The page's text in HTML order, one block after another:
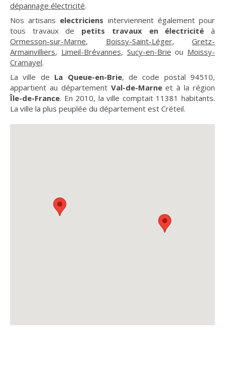
dépannage électricité.
Nos artisans electriciens interviennent également pour
tous travaux de petits travaux en électricité à
Ormesson-sur-Marne, Boissy-Saint-Léger, Gretz-
Armainvilliers, Limeil-Brévannes, Sucy-en-Brie ou Moissy-
Cramayel.
La ville de La Queue-en-Brie, de code postal 94510,
appartient au département Val-de-Marneet à la région
Île-de-France. En 2010, la ville comptait 11381 habitants.
La ville la plus peuplée du département est Créteil.